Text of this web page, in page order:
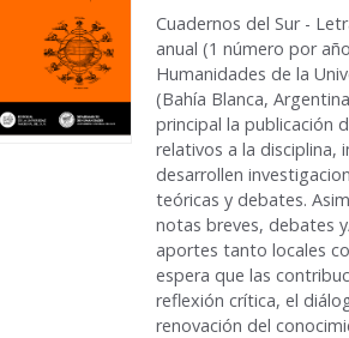
Cuadernos del Sur -
anual (1 número por
Humanidades de la
(Bahía Blanca,
principal la publicación
relativos a la disciplina,
desarrollen
teóricas y debates.
notas breves, debates
aportes tanto locales
espera que las
reflexión crítica, el
renovación del